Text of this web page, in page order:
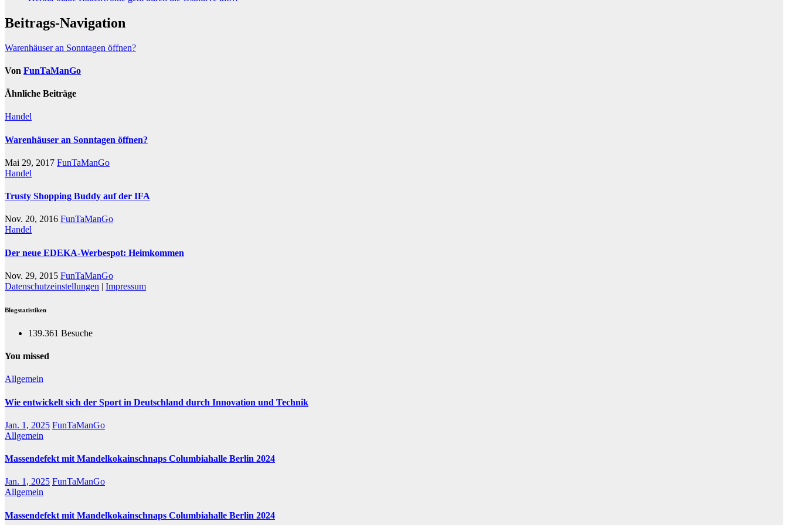
Beitrags-Navigation
Warenhäuser an Sonntagen öffnen?
Von FunTaManGo
Ähnliche Beiträge
Handel
Warenhäuser an Sonntagen öffnen?
Mai 29, 2017 FunTaManGo
Handel
Trusty Shopping Buddy auf der IFA
Nov. 20, 2016 FunTaManGo
Handel
Der neue EDEKA-Werbespot: Heimkommen
Nov. 29, 2015 FunTaManGo
Datenschutzeinstellungen | Impressum
Blogstatistiken
139.361 Besuche
You missed
Allgemein
Wie entwickelt sich der Sport in Deutschland durch Innovation und Technik
Jan. 1, 2025 FunTaManGo
Allgemein
Massendefekt mit Mandelkokainschnaps Columbiahalle Berlin 2024
Jan. 1, 2025 FunTaManGo
Allgemein
Massendefekt mit Mandelkokainschnaps Columbiahalle Berlin 2024